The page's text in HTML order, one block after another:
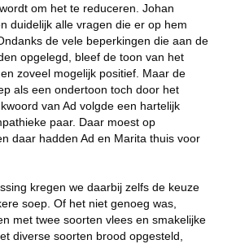
om het te reduceren. Johan
duidelijk alle vragen die er op hem
de vele beperkingen die aan de
opgelegd, bleef de toon van het
zoveel mogelijk positief. Maar de
als een ondertoon toch door het
van Ad volgde een hartelijk
paar. Daar moest op
daar hadden Ad en Marita thuis voor
kregen we daarbij zelfs de keuze
soep. Of het niet genoeg was,
met twee soorten vlees en smakelijke
diverse soorten brood opgesteld,